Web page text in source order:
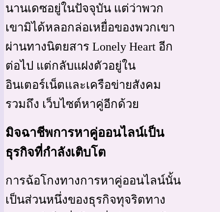
นานเดซอยู่ในปัจจุบัน แต่ว่าพวก
เขามิได้หลอกล่อเหยื่อของพวกเขา
ผ่านทางนิตยสาร Lonely Heart อีก
ต่อไป แต่กลับแฝงตัวอยู่ใน
อินเตอร์เน็ตและเครือข่ายสังคม
รวมถึง เว็บไซต์หาคู่อีกด้วย
มิจฉาชีพการหาคู่ออนไลน์เป็น
ธุรกิจที่กำลังเติบโต
การฉ้อโกงทางการหาคู่ออนไลน์นั้น
เป็นส่วนหนึ่งของธุรกิจทุจริตทาง